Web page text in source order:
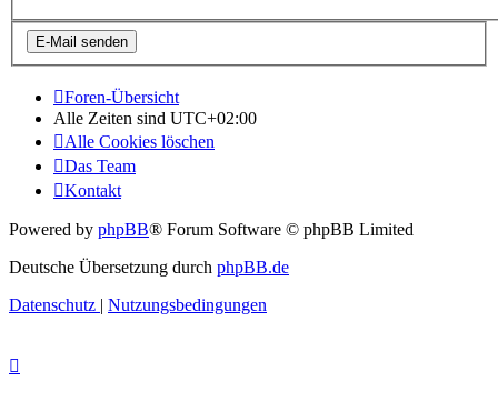
Foren-Übersicht
Alle Zeiten sind UTC+02:00
Alle Cookies löschen
Das Team
Kontakt
Powered by phpBB® Forum Software © phpBB Limited
Deutsche Übersetzung durch phpBB.de
Datenschutz | Nutzungsbedingungen